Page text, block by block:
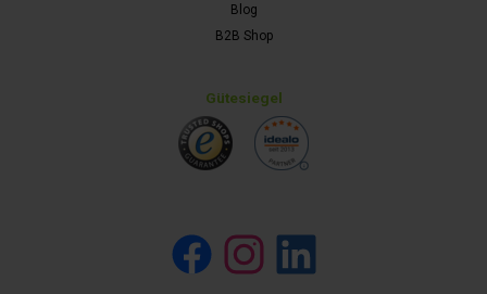
Blog
B2B Shop
Gütesiegel
Facebook Instagram LinkedIn